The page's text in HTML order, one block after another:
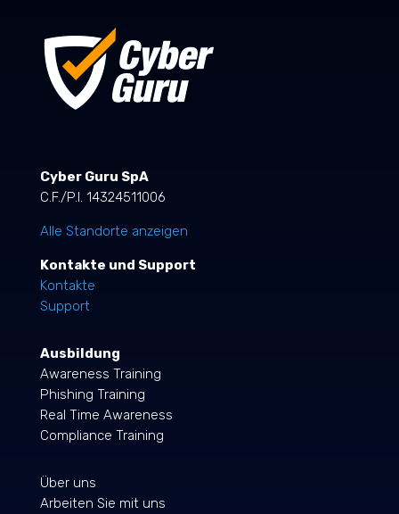
Cyber Guru SpA
C.F./P.I. 14324511006
Alle Standorte anzeigen
Kontakte und Support
Kontakte
Support
Ausbildung
Awareness Training
Phishing Training
Real Time Awareness
Compliance Training
Über uns
Arbeiten Sie mit uns